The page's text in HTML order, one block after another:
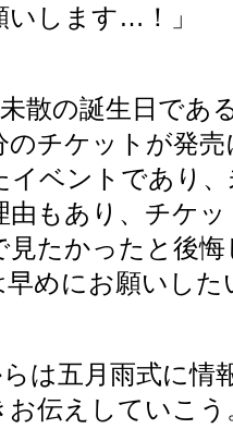
いします… ！」
散の誕生日であ
のチケットが発
イベントであり
由もあり、チケ
見たかったと後
早めにお願いした
は五月雨式に情
お伝えしていこう